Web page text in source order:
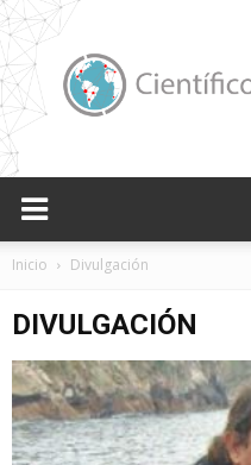
Inicio Divulgación
DIVULGACIÓN